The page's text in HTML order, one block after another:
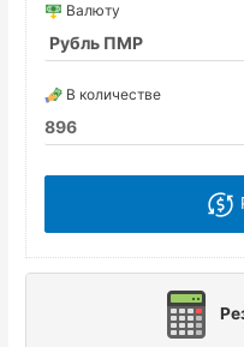
Валюту
В количестве